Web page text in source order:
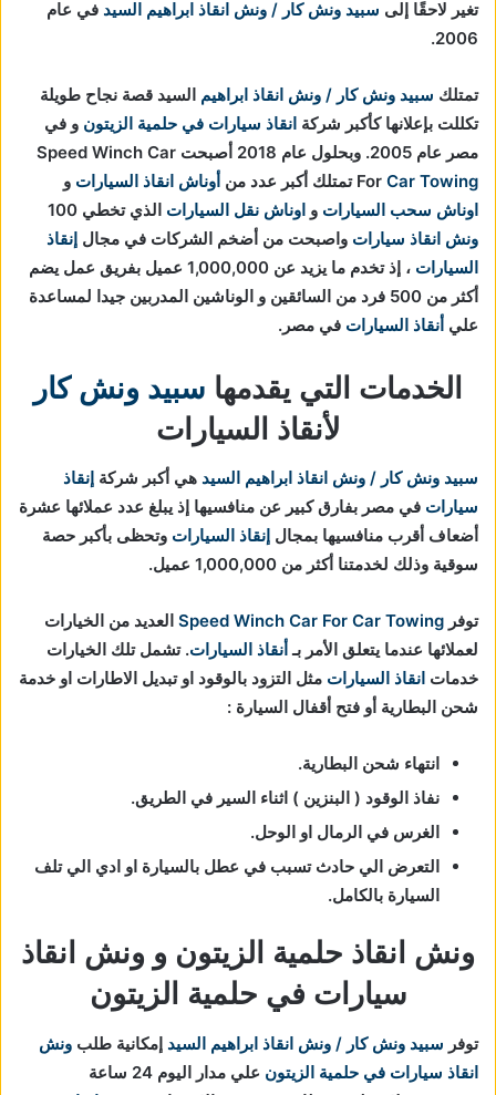
تغير لاحقًا إلى سبيد ونش كار / ونش انقاذ ابراهيم السيد في عام
2006.
تمتلك سبيد ونش كار / ونش انقاذ ابراهيم السيد قصة نجاح طويلة
تكللت بإعلانها كأكبر شركة انقاذ سيارات في حلمية الزيتون و في
مصر عام 2005. وبحلول عام 2018 أصبحت Speed Winch Car
For Car Towing تمتلك أكبر عدد من أوناش انقاذ السيارات و
اوناش سحب السيارات و اوناش نقل السيارات الذي تخطي 100
ونش انقاذ سيارات واصبحت من أضخم الشركات في مجال إنقاذ
السيارات
، إذ تخدم ما يزيد عن 1,000,000 عميل بفريق عمل يضم
أكثر من 500 فرد من السائقين و الوناشين المدربين جيدا لمساعدة
علي أنقاذ السيارات في مصر.
الخدمات التي يقدمها سبيد ونش كار
لأنقاذ السيارات
سبيد ونش كار / ونش انقاذ ابراهيم السيد هي أكبر شركة إنقاذ
سيارات في مصر بفارق كبير عن منافسيها إذ يبلغ عدد عملائها عشرة
أضعاف أقرب منافسيها بمجال إنقاذ السيارات وتحظى بأكبر حصة
سوقية وذلك لخدمتنا أكثر من 1,000,000 عميل.
توفر Speed Winch Car For Car Towing العديد من الخيارات
لعملائها عندما يتعلق الأمر بـ أنقاذ السيارات. تشمل تلك الخيارات
خدمات انقاذ السيارات مثل التزود بالوقود او تبديل الاطارات او خدمة
شحن البطارية أو فتح أقفال السيارة :
انتهاء شحن البطارية.
نفاذ الوقود ( البنزين ) اثناء السير في الطريق.
الغرس في الرمال او الوحل.
التعرض الي حادث تسبب في عطل بالسيارة او ادي الي تلف
السيارة بالكامل.
ونش انقاذ حلمية الزيتون و ونش انقاذ
سيارات في حلمية الزيتون
توفر سبيد ونش كار / ونش انقاذ ابراهيم السيد إمكانية طلب ونش
انقاذ سيارات في حلمية الزيتون
علي مدار اليوم 24 ساعة